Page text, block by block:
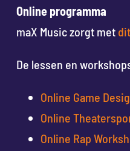
Online programma
maX Music zorgt met
De lessen en
Online Game
Online
Online Rap